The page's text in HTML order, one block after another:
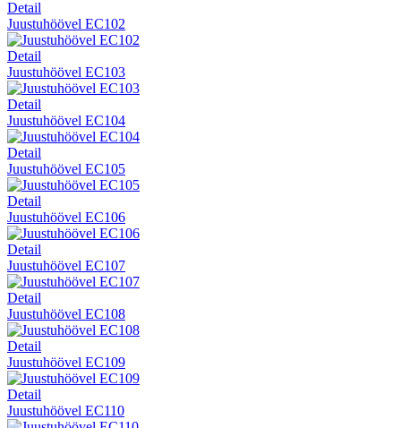
Detail
Juustuhöövel EC102
Detail
Juustuhöövel EC103
Detail
Juustuhöövel EC104
Detail
Juustuhöövel EC105
Detail
Juustuhöövel EC106
Detail
Juustuhöövel EC107
Detail
Juustuhöövel EC108
Detail
Juustuhöövel EC109
Detail
Juustuhöövel EC110